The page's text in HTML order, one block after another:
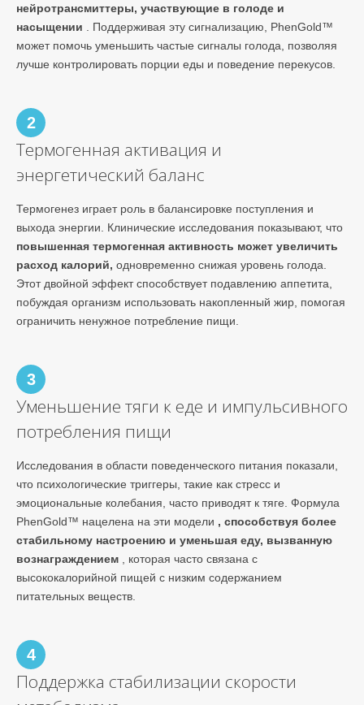
нейротрансмиттеры, участвующие в голоде и
насыщении . Поддерживая эту сигнализацию, PhenGold™
может помочь уменьшить частые сигналы голода, позволяя
лучше контролировать порции еды и поведение перекусов.
2
Термогенная активация и
энергетический баланс
Термогенез играет роль в балансировке поступления и
выхода энергии. Клинические исследования показывают, что
повышенная термогенная активность может увеличить
расход калорий, одновременно снижая уровень голода.
Этот двойной эффект способствует подавлению аппетита,
побуждая организм использовать накопленный жир, помогая
ограничить ненужное потребление пищи.
3
Уменьшение тяги к еде и импульсивного
потребления пищи
Исследования в области поведенческого питания показали,
что психологические триггеры, такие как стресс и
эмоциональные колебания, часто приводят к тяге. Формула
PhenGold™ нацелена на эти модели , способствуя более
стабильному настроению и уменьшая еду, вызванную
вознаграждением , которая часто связана с
высококалорийной пищей с низким содержанием
питательных веществ.
4
Поддержка стабилизации скорости